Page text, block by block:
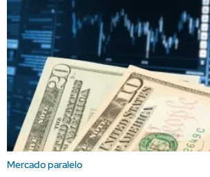
Mercado paralelo